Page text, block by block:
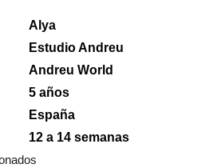
Alya
Estudio Andreu
Andreu World
5 años
España
12 a 14 semanas